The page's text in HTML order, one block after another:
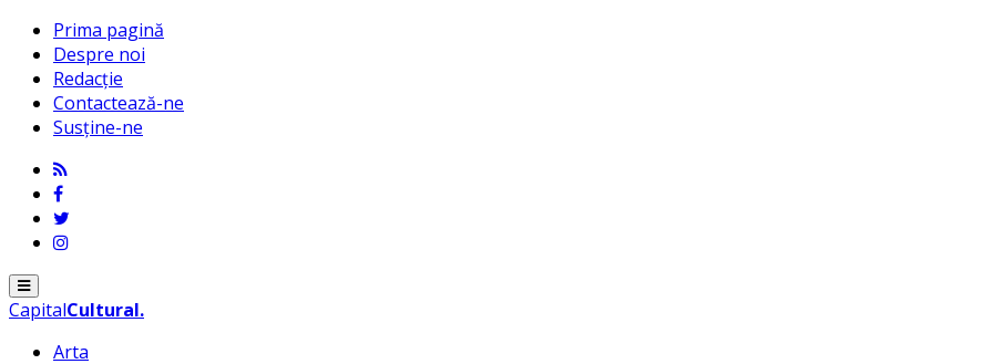
Prima pagină
Despre noi
Redacție
Contactează-ne
Susține-ne
Menu
CapitalCultural.
Arta